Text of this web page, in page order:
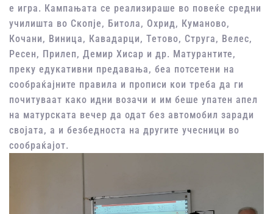
е игра. Кампањата се реализираше во повеќе средни
училишта во Скопје, Битола, Охрид, Куманово,
Кочани, Виница, Кавадарци, Тетово, Струга, Велес,
Ресен, Прилеп, Демир Хисар и др. Матурантите,
преку едукативни предавања, беа потсетени на
сообраќајните правила и прописи кои треба да ги
почитуваат како идни возачи и им беше упатен апел
на матурската вечер да одат без автомобил заради
својата, а и безбедноста на другите учесници во
сообраќајот.